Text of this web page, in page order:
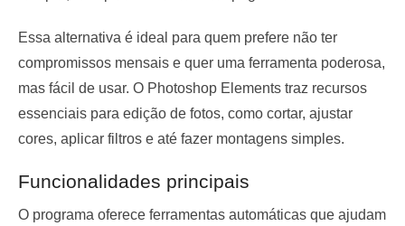
Essa alternativa é ideal para quem prefere não ter
compromissos mensais e quer uma ferramenta poderosa,
mas fácil de usar. O Photoshop Elements traz recursos
essenciais para edição de fotos, como cortar, ajustar
cores, aplicar filtros e até fazer montagens simples.
Funcionalidades principais
O programa oferece ferramentas automáticas que ajudam